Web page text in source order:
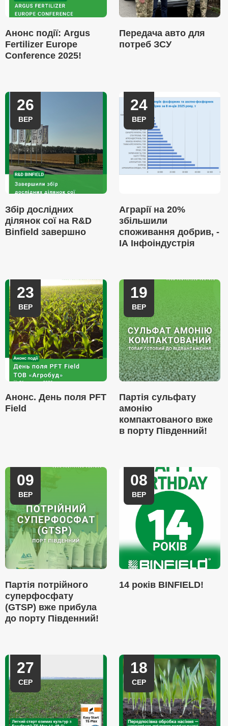
Анонс події: Argus
Fertilizer Europe
Conference 2025!
Передача авто для
потреб ЗСУ
26
ВЕР
Збір дослідних
ділянок сої на R&D
Binfield завершно
24
ВЕР
Аграрії на 20%
збільшили
споживання добрив, -
ІА Інфоіндустрія
23
ВЕР
Анонс. День поля PFT
Field
19
ВЕР
Партія сульфату
амонію
компактованого вже
в порту Південний!
09
ВЕР
Партія потрійного
суперфосфату
(GTSP) вже прибула
до порту Південний!
08
ВЕР
14 років BINFIELD!
27
СЕР
18
СЕР